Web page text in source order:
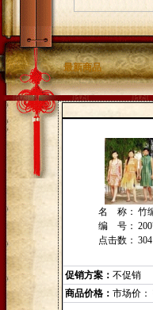
最新商品
名 称： 竹
编 号：
点击数： 304
促销方案： 不促销
商品价格： 市场价